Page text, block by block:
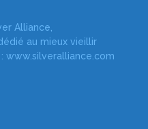
Alliance,
au mieux vieillir
www.silveralliance.com